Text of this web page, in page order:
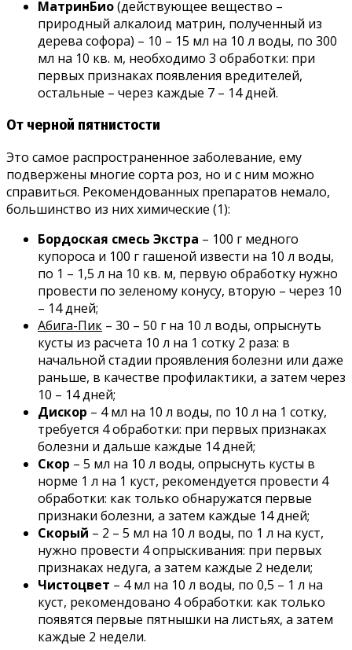
МатринБио(действующее вещество –
природный алкалоид матрин, полученный из
дерева софора) – 10 – 15 мл на 10 л воды, по 300
мл на 10 кв. м, необходимо 3 обработки: при
первых признаках появления вредителей,
остальные – через каждые 7 – 14 дней.
От черной пятнистости
Это самое распространенное заболевание, ему
подвержены многие сорта роз, но и с ним можно
справиться. Рекомендованных препаратов немало,
большинство из них химические (1):
Бордоская смесь Экстра – 100 г медного
купороса и 100 г гашеной извести на 10 л воды,
по 1 – 1,5 л на 10 кв. м, первую обработку нужно
провести по зеленому конусу, вторую – через 10
– 14 дней;
Абига-Пик – 30 – 50 г на 10 л воды, опрыснуть
кусты из расчета 10 л на 1 сотку 2 раза: в
начальной стадии проявления болезни или даже
раньше, в качестве профилактики, а затем через
10 – 14 дней;
Дискор – 4 мл на 10 л воды, по 10 л на 1 сотку,
требуется 4 обработки: при первых признаках
болезни и дальше каждые 14 дней;
Скор – 5 мл на 10 л воды, опрыснуть кусты в
норме 1 л на 1 куст, рекомендуется провести 4
обработки: как только обнаружатся первые
признаки болезни, а затем каждые 14 дней;
Скорый – 2 – 5 мл на 10 л воды, по 1 л на куст,
нужно провести 4 опрыскивания: при первых
признаках недуга, а затем каждые 2 недели;
Чистоцвет – 4 мл на 10 л воды, по 0,5 – 1 л на
куст, рекомендовано 4 обработки: как только
появятся первые пятнышки на листьях, а затем
каждые 2 недели.